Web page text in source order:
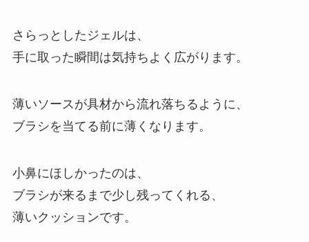
さらっとしたジェルは、
手に取った瞬間は気持ちよく広がります。
薄いソースが具材から流れ落ちるように、
ブラシを当てる前に薄くなります。
小鼻にほしかったのは、
ブラシが来るまで少し残ってくれる、
薄いクッションです。